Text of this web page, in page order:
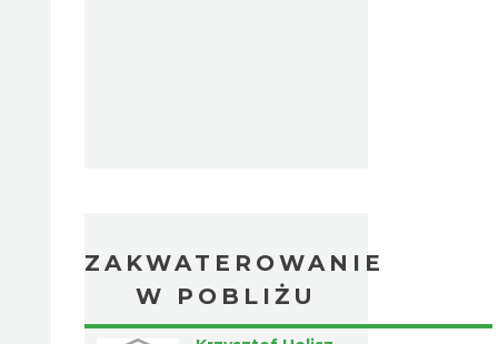
ZAKWATEROWANIE
W POBLIŻU